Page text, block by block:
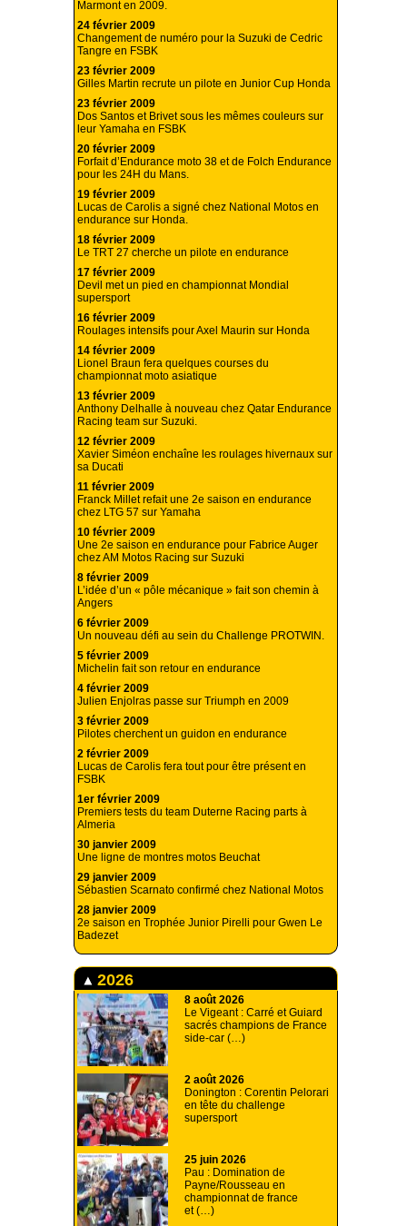
Marmont en 2009.
24 février 2009
Changement de numéro pour la Suzuki de Cedric
Tangre en FSBK
23 février 2009
Gilles Martin recrute un pilote en Junior Cup Honda
23 février 2009
Dos Santos et Brivet sous les mêmes couleurs sur
leur Yamaha en FSBK
20 février 2009
Forfait d’Endurance moto 38 et de Folch Endurance
pour les 24H du Mans.
19 février 2009
Lucas de Carolis a signé chez National Motos en
endurance sur Honda.
18 février 2009
Le TRT 27 cherche un pilote en endurance
17 février 2009
Devil met un pied en championnat Mondial
supersport
16 février 2009
Roulages intensifs pour Axel Maurin sur Honda
14 février 2009
Lionel Braun fera quelques courses du
championnat moto asiatique
13 février 2009
Anthony Delhalle à nouveau chez Qatar Endurance
Racing team sur Suzuki.
12 février 2009
Xavier Siméon enchaîne les roulages hivernaux sur
sa Ducati
11 février 2009
Franck Millet refait une 2e saison en endurance
chez LTG 57 sur Yamaha
10 février 2009
Une 2e saison en endurance pour Fabrice Auger
chez AM Motos Racing sur Suzuki
8 février 2009
L’idée d’un « pôle mécanique » fait son chemin à
Angers
6 février 2009
Un nouveau défi au sein du Challenge PROTWIN.
5 février 2009
Michelin fait son retour en endurance
4 février 2009
Julien Enjolras passe sur Triumph en 2009
3 février 2009
Pilotes cherchent un guidon en endurance
2 février 2009
Lucas de Carolis fera tout pour être présent en
FSBK
1er février 2009
Premiers tests du team Duterne Racing parts à
Almeria
30 janvier 2009
Une ligne de montres motos Beuchat
29 janvier 2009
Sébastien Scarnato confirmé chez National Motos
28 janvier 2009
2e saison en Trophée Junior Pirelli pour Gwen Le
Badezet
2026
8 août 2026
Le Vigeant : Carré et Guiard
sacrés champions de France
side-car (…)
2 août 2026
Donington : Corentin Pelorari
en tête du challenge
supersport
25 juin 2026
Pau : Domination de
Payne/Rousseau en
championnat de france
et (…)